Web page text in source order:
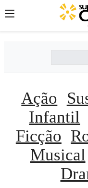
Ação
Infantil
Ficção
Musical